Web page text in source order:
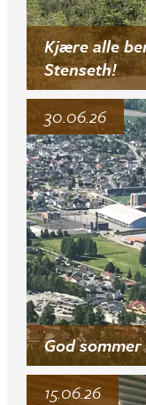
Kjære alle
Stenseth!
God
30.06.26
15.06.26